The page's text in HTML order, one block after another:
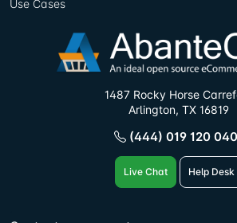
Use Cases
1487 Rocky Horse
Arlington, TX 16819
(444) 019 120
Live Chat Help Desk